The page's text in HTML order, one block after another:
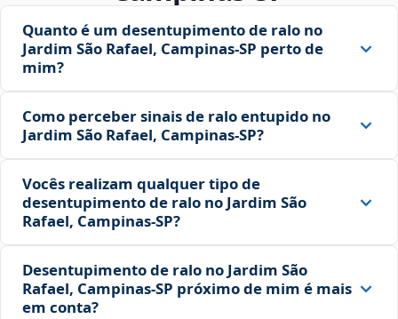
Quanto é um desentupimento de ralo no
Jardim São Rafael, Campinas‑SP perto de
mim?
Como perceber sinais de ralo entupido no
Jardim São Rafael, Campinas‑SP?
Vocês realizam qualquer tipo de
desentupimento de ralo no Jardim São
Rafael, Campinas‑SP?
Desentupimento de ralo no Jardim São
Rafael, Campinas‑SP próximo de mim é mais
em conta?